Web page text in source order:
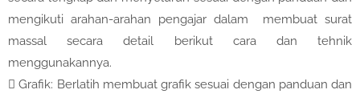
mengikuti arahan-arahan pengajar dalam membuat surat
massal secara detail berikut cara dan tehnik
menggunakannya.
 Grafik: Berlatih membuat grafik sesuai dengan panduan dan